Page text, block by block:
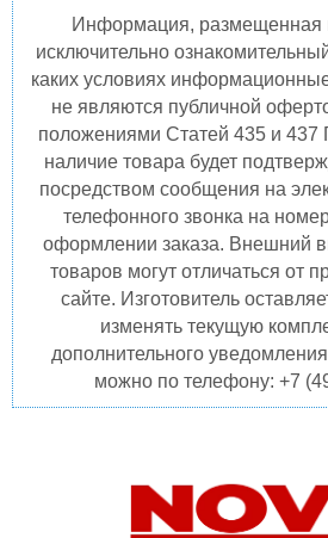
Информация, размещенная
исключительно
каких условиях
не являются публичной
положениями Статей 435 и 437
наличие товара будет
посредством сообщения на
телефонного звонка на
оформлении заказа. Внешний
товаров могут отличаться от
сайте. Изготовитель
изменять текущую
дополнительного
можно по телефону: +7